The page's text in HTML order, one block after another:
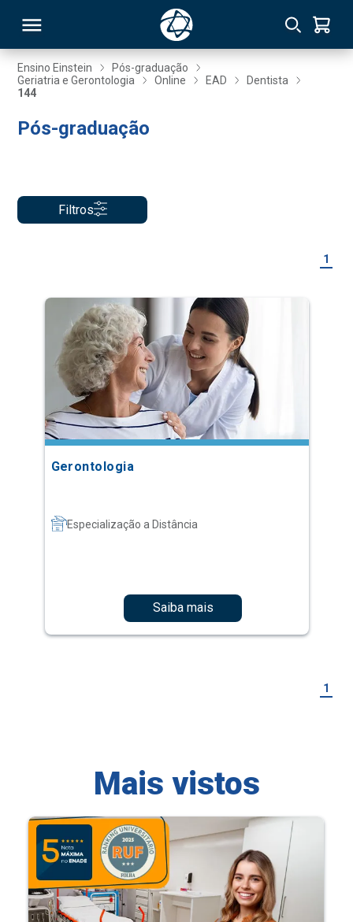
Ensino Einstein
Pós-graduação
Geriatria e Gerontologia
Online EAD
Dentista
144
Pós-graduação
Filtros
1
Gerontologia
Especialização a Distância
Saiba mais
1
Mais vistos